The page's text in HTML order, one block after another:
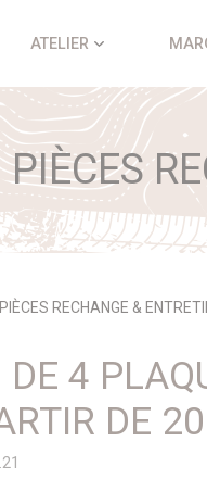
ATELIER
PIÈCES
PIÈCES RECHANGE &
DE 4
DE